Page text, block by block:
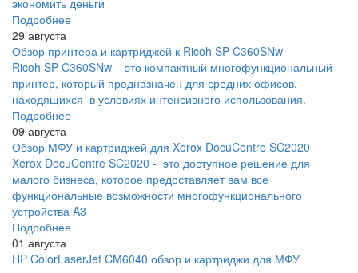
Подробнее
29 августа
Обзор принтера и картриджей к Ricoh SP C360SNw
Ricoh SP C360SNw – это компактный многофункциональный
принтер, который предназначен для средних офисов,
находящихся в условиях интенсивного использования.
Подробнее
09 августа
Обзор МФУ и картриджей для Xerox DocuCentre SC2020
Xerox DocuCentre SC2020 - это доступное решение для
малого бизнеса, которое предоставляет вам все
функциональные возможности многофункционального
устройства A3
Подробнее
01 августа
HP ColorLaserJet CM6040 обзор и картриджи для МФУ